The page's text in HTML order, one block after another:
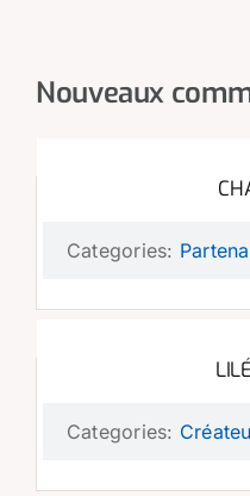
Nouveaux
Categories:
Categories: